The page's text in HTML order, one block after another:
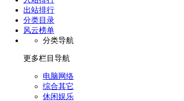
出站排行
分类目录
风云榜单
分类导航
更多栏目导航
电脑网络
综合其它
休闲娱乐